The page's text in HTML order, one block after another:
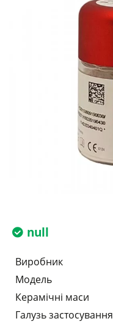
null
Виробник
Модель
Керамічні маси
Галузь застосування